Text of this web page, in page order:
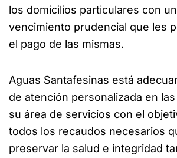
los domicilios particulares con
vencimiento prudencial que les
el pago de las mismas.
Aguas Santafesinas está
de atención personalizada en
su área de servicios con el
todos los recaudos necesarios
preservar la salud e integridad